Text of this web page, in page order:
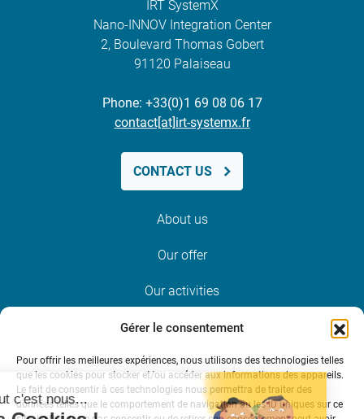
Gérer le consentement
Pour offrir les meilleures expériences, nous utilisons des technologies telles
que les cookies pour stocker et/ou accéder aux informations des appareils.
Le fait de consentir à ces technologies nous permettra de traiter des
données telles que le comportement de navigation ou les ID uniques sur ce
IRT SystemX
Nano-INNOV Integration Center
2, Boulevard Thomas Gobert
91120 Palaiseau
Phone: +33(0)1 69 08 06 17
contact[at]irt-systemx.fr
CONTACT US
About us
Our offer
Our activities
News and events
Join us